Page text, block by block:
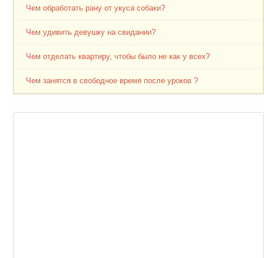
Чем обработать рану от укуса собаки?
Чем удивить девушку на свидании?
Чем отделать квартиру, чтобы было не как у всех?
Чем занятся в свободное время после уроков ?